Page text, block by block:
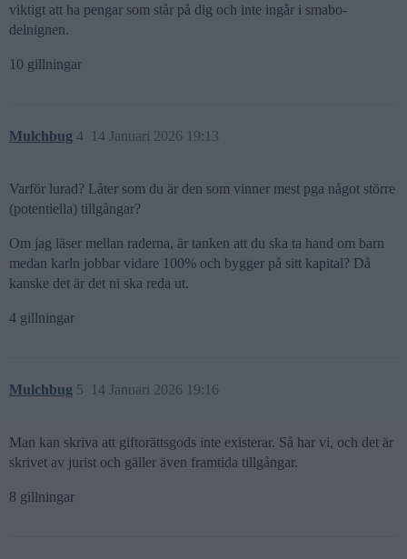
viktigt att ha pengar som står på dig och inte ingår i smabo-
delnignen.
10 gillningar
Mulchbug 14 Januari 2026 19:13
4
Varför lurad? Låter som du är den som vinner mest pga något större
(potentiella) tillgångar?
Om jag läser mellan raderna, är tanken att du ska ta hand om barn
medan karln jobbar vidare 100% och bygger på sitt kapital? Då
kanske det är det ni ska reda ut.
4 gillningar
Mulchbug 14 Januari 2026 19:16
5
Man kan skriva att giftorättsgods inte existerar. Så har vi, och det är
skrivet av jurist och gäller även framtida tillgångar.
8 gillningar